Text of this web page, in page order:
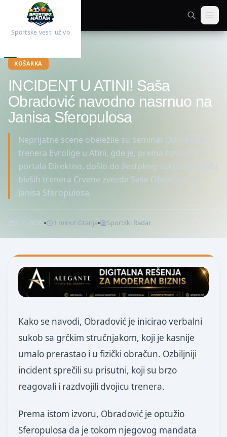
Sportske vesti uživo
KOŠARKA
INCIDENT U ATINI! Saša
Obradović navodno nasrnuo na
Janisa Sferopulosa
Neprijatne scene obeležile su seminar Udruženja
trenera Evrolige u Atini, gde je, prema navodima
portala Direktno, došlo do žestokog sukoba između
bivših trenera Crvene zvezde Saše Obradovića i
Janisa Sferopulosa.
5. 7. 2026. 1 minut čitanja Sportski Radar
Kako se navodi, Obradović je inicirao verbalni
sukob sa grčkim stručnjakom, koji je kasnije
umalo prerastao i u fizički obračun. Ozbiljniji
incident sprečili su prisutni, koji su brzo
reagovali i razdvojili dvojicu trenera.
Prema istom izvoru, Obradović je optužio
Sferopulosa da je tokom njegovog mandata